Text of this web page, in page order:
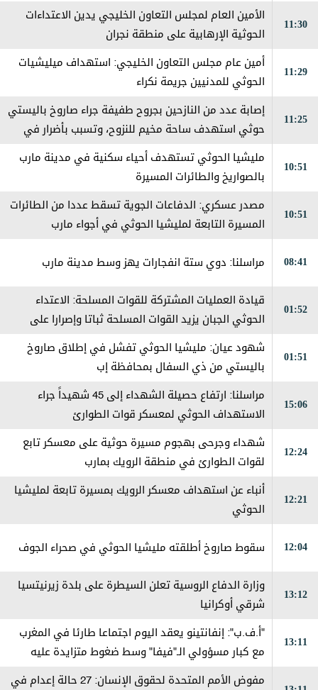
11:30
الأمين العام لمجلس التعاون الخليجي يدين الاعتداءات
الحوثية الإرهابية على منطقة نجران
11:29
أمين عام مجلس التعاون الخليجي: استهداف ميليشيات
الحوثي للمدنيين جريمة نكراء
11:25
إصابة عدد من النازحين بجروح طفيفة جراء صاروخ باليستي
حوثي استهدف ساحة مخيم للنزوح، وتسبب بأضرار في
10:51
مليشيا الحوثي تستهدف أحياء سكنية في مدينة مارب
بالصواريخ والطائرات المسيرة
10:51
مصدر عسكري: الدفاعات الجوية تسقط عددا من الطائرات
المسيرة التابعة لمليشيا الحوثي في أجواء مارب
08:41 مراسلنا: دوي ستة انفجارات يهز وسط مدينة مارب
01:52
قيادة العمليات المشتركة للقوات المسلحة: الاعتداء
الحوثي الجبان يزيد القوات المسلحة ثباتا وإصرارا على
01:51
شهود عيان: ‏مليشيا الحوثي تفشل في إطلاق صاروخ
باليستي من ذي السفال بمحافظة إب
15:06
مراسلنا: ارتفاع حصيلة الشهداء إلى 45 شهيداً جراء
الاستهداف الحوثي لمعسكر قوات الطوارئ
12:24
شهداء وجرحى بهجوم مسيرة حوثية على معسكر تابع
لقوات الطوارئ في منطقة الرويك بمارب
12:21
أنباء عن استهداف معسكر الرويك بمسيرة تابعة لمليشيا
الحوثي
12:04 سقوط صاروخ أطلقته مليشيا الحوثي في صحراء الجوف
13:12
وزارة الدفاع الروسية تعلن السيطرة على بلدة زيرنيتسيا
شرقي أوكرانيا
13:11
"أ.ف.ب": إنفانتينو يعقد اليوم اجتماعا طارئا في المغرب
مع كبار مسؤولي الـ"فيفا" وسط ضغوط متزايدة عليه
مفوض الأمم المتحدة لحقوق الإنسان: 27 حالة إعدام في